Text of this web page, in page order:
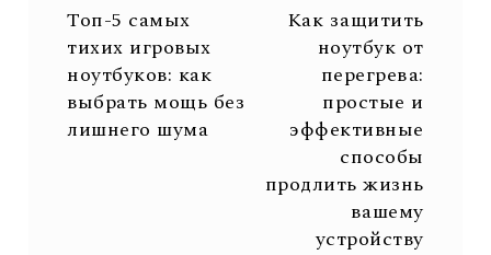
Топ-5 самых
тихих игровых
ноутбуков: как
выбрать мощь без
лишнего шума
Как защитить
ноутбук от
перегрева:
простые и
эффективные
способы
продлить жизнь
вашему
устройству